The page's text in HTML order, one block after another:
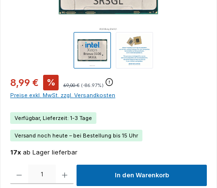
8,99 € % 69,00 € (-86.97%)
Preise exkl. MwSt. zzgl. Versandkosten
Verfügbar, Lieferzeit: 1-3 Tage
Versand noch heute – bei Bestellung bis 15 Uhr
17x ab Lager lieferbar
Produkt Anzahl: Gib den gewünschten Wert ein oder benutze die Schaltflächen um die
In den Warenkorb